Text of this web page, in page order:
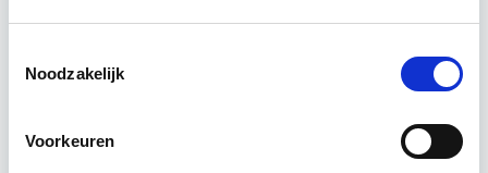
Noodzakelijk
Voorkeuren
DISC worden geboden… Lees verder